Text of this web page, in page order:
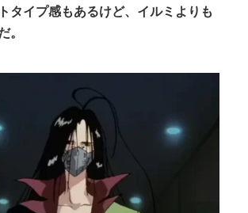
タイプ感もあるけど、イルミよりも
。